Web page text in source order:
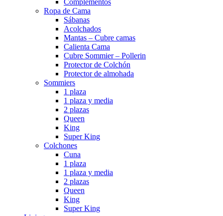
Complementos
Ropa de Cama
Sábanas
Acolchados
Mantas – Cubre camas
Calienta Cama
Cubre Sommier – Pollerin
Protector de Colchón
Protector de almohada
Sommiers
1 plaza
1 plaza y media
2 plazas
Queen
King
Super King
Colchones
Cuna
1 plaza
1 plaza y media
2 plazas
Queen
King
Super King